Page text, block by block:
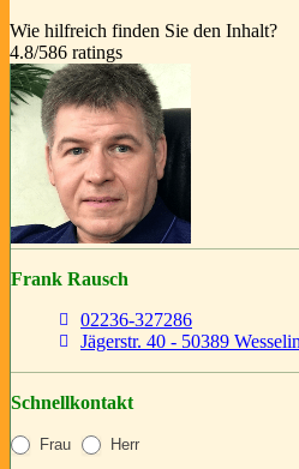
Wie hilfreich finden Sie den Inhalt?
4.8/586 ratings
Frank Rausch
02236-327286
Jägerstr. 40 - 50389
Schnellkontakt
Frau Herr